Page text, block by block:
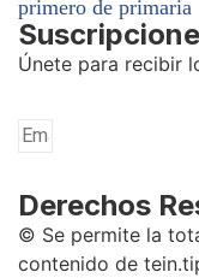
primero de primaria
Únete para recibir
Derechos
© Se permite la
contenido de